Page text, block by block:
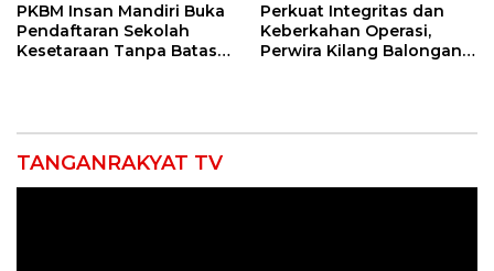
PKBM Insan Mandiri Buka
Pendaftaran Sekolah
Kesetaraan Tanpa Batas
Perkuat Integritas dan
Keberkahan Operasi,
Perwira Kilang Balongan
TANGANRAKYAT TV